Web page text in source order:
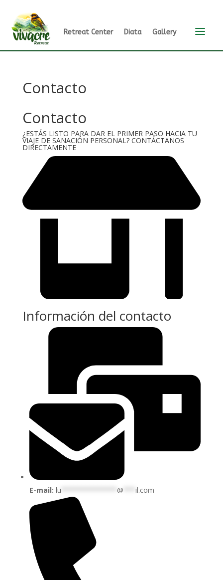
Retreat Center Diata Gallery a
Contacto
Contacto
¿ESTÁS LISTO PARA DAR EL PRIMER PASO HACIA TU
VIAJE DE SANACIÓN PERSONAL? CONTÁCTANOS
DIRECTAMENTE
Información del contacto
E-mail: lu @ il.com